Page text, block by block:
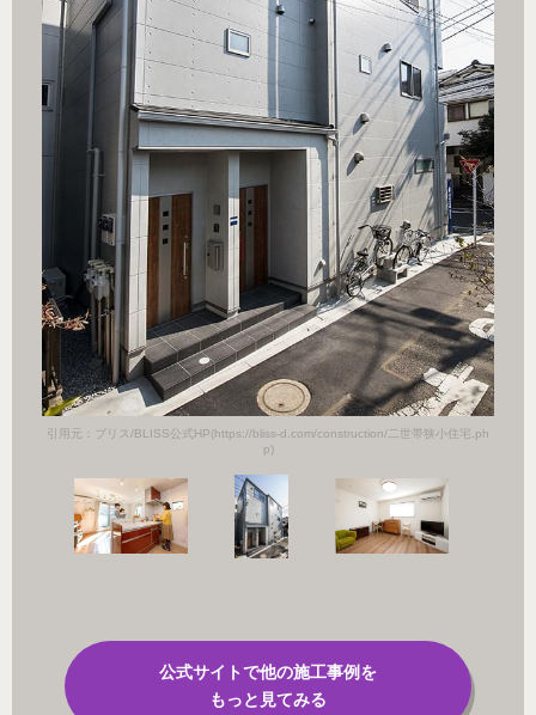
引用元：ブリス/BLISS公式HP(https://bliss-d.com/construction/二世帯狭小住宅.ph
p)
公式サイトで他の施工事例を
もっと見てみる